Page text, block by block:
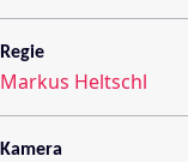
Regie
Markus Heltschl
Kamera